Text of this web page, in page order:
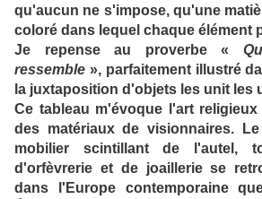
qu'aucun ne s'impose, qu'une
coloré dans lequel chaque élément
Je repense au proverbe «
ressemble », parfaitement illustré
la juxtaposition d'objets les unit les
Ce tableau m'évoque l'art
des matériaux de visionnaires.
mobilier scintillant de l'autel,
d'orfèvrerie et de joaillerie se
dans l'Europe contemporaine